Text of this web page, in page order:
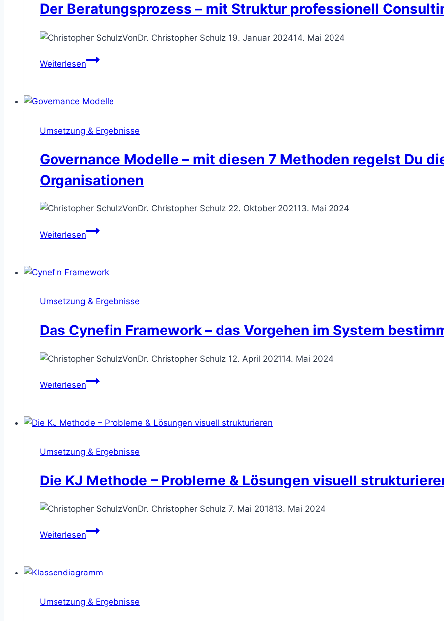
Der Beratungsprozess – mit Struktur professionell
VonDr. Christopher Schulz 19. Januar 202414. Mai 2024
WeiterlesenDer
mit
professionell
Consulting
beraten
Umsetzung & Ergebnisse
Governance Modelle – mit diesen 7 Methoden regelst Du
Organisationen
VonDr. Christopher Schulz 22. Oktober 202113. Mai 2024
WeiterlesenGovernance
mit
7
regelst
Du
Zusammenarbeit
Organisationen
Umsetzung & Ergebnisse
Das Cynefin Framework – das Vorgehen im System
VonDr. Christopher Schulz 12. April 202114. Mai 2024
WeiterlesenDas
–
Vorgehen
System
bestimmen
Umsetzung & Ergebnisse
Die KJ Methode – Probleme & Lösungen visuell
VonDr. Christopher Schulz 7. Mai 201813. Mai 2024
WeiterlesenDie
–
&
Umsetzung & Ergebnisse